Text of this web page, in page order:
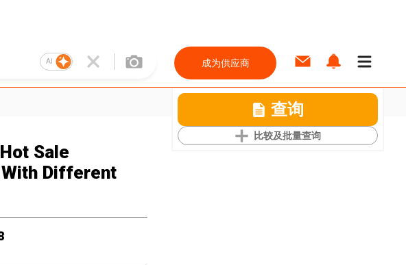
AI 成为供应商
查询
比较及批量查询
Sale
Different